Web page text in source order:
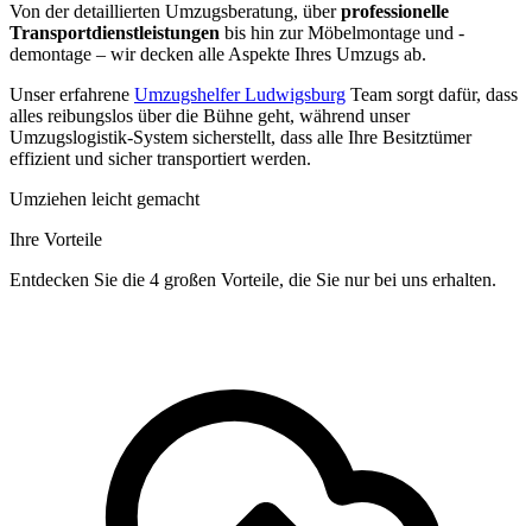
Von der detaillierten Umzugsberatung, überprofessionelle
Transportdienstleistungen bis hin zur Möbelmontage und -
demontage – wir decken alle Aspekte Ihres Umzugs ab.
Unser erfahrene Umzugshelfer Ludwigsburg Team sorgt dafür, dass
alles reibungslos über die Bühne geht, während unser
Umzugslogistik-System sicherstellt, dass alle Ihre Besitztümer
effizient und sicher transportiert werden.
Umziehen leicht gemacht
Ihre Vorteile
Entdecken Sie die 4 großen Vorteile, die Sie nur bei uns erhalten.